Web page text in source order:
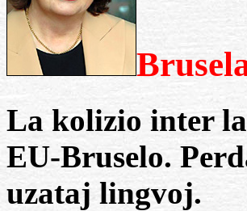
La kolizio inter
EU-Bruselo.
uzataj lingvoj.